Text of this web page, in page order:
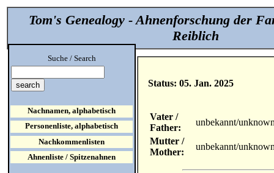
Tom's Genealogy - Ahnenforschung der
Reiblich
Status: 05. Jan. 2025
Vater /
Father:
unbekannt/
Mutter /
Mother:
unbekannt/
Suche / Search
Nachnamen, alphabetisch
Personenliste, alphabetisch
Nachkommenlisten
Ahnenliste / Spitzenahnen